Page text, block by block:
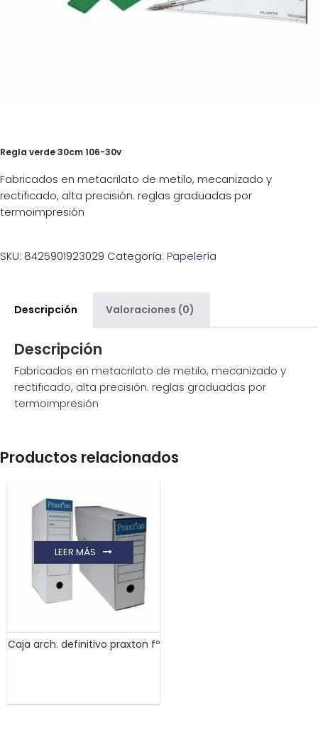
Regla verde 30cm 106-30v
Fabricados en metacrilato de metilo, mecanizado y
rectificado, alta precisión. reglas graduadas por
termoimpresión
SKU: 8425901923029 Categoría: Papelería
Descripción Valoraciones (0)
Descripción
Fabricados en metacrilato de metilo, mecanizado y
rectificado, alta precisión. reglas graduadas por
termoimpresión
Productos relacionados
Caja arch. definitivo praxton fº
LEER MÁS